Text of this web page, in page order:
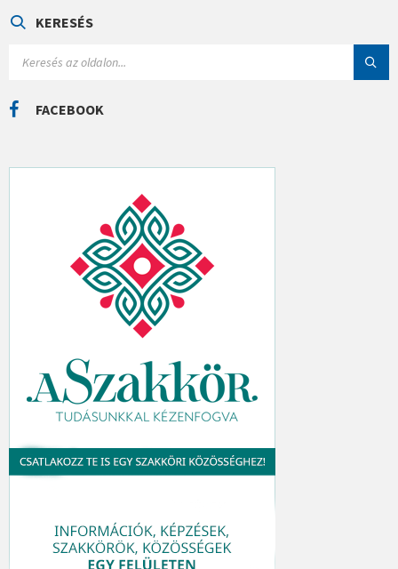
Á
KERESÉS
C
H
FACEBOOK